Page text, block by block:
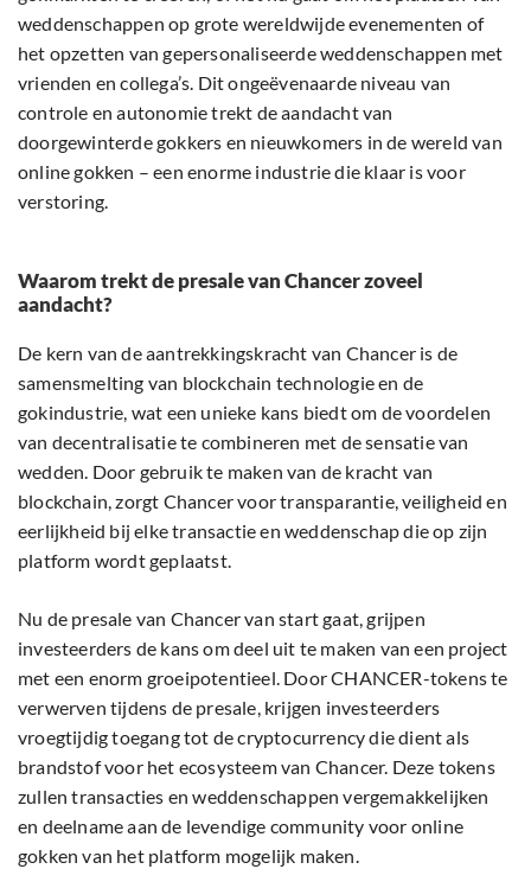
weddenschappen op grote wereldwijde evenementen of
het opzetten van gepersonaliseerde weddenschappen met
vrienden en collega’s. Dit ongeëvenaarde niveau van
controle en autonomie trekt de aandacht van
doorgewinterde gokkers en nieuwkomers in de wereld van
online gokken – een enorme industrie die klaar is voor
verstoring.
Waarom trekt de presale van Chancer zoveel
aandacht?
De kern van de aantrekkingskracht van Chancer is de
samensmelting van blockchain technologie en de
gokindustrie, wat een unieke kans biedt om de voordelen
van decentralisatie te combineren met de sensatie van
wedden. Door gebruik te maken van de kracht van
blockchain, zorgt Chancer voor transparantie, veiligheid en
eerlijkheid bij elke transactie en weddenschap die op zijn
platform wordt geplaatst.
Nu de presale van Chancer van start gaat, grijpen
investeerders de kans om deel uit te maken van een project
met een enorm groeipotentieel. Door CHANCER-tokens te
verwerven tijdens de presale, krijgen investeerders
vroegtijdig toegang tot de cryptocurrency die dient als
brandstof voor het ecosysteem van Chancer. Deze tokens
zullen transacties en weddenschappen vergemakkelijken
en deelname aan de levendige community voor online
gokken van het platform mogelijk maken.